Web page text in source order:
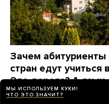
Зачем абитуриенты
стран едут
Это дорого? А язык
что говорят они сами
МЫ ИСПОЛЬЗУЕМ КУКИ!
ЧТО ЭТО ЗНАЧИТ?